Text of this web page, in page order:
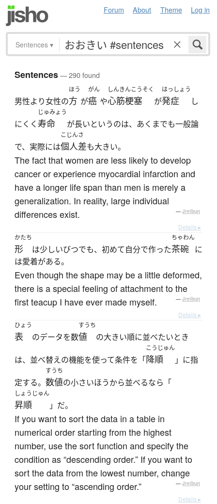
Forum About Theme Log in
Sentences ▾
Sentences— 290 found
男性より女性の
ほう
方 が
がん
癌 や
しんきんこうそく
心筋梗塞 が
はっしょう
発症 し
にくく
じゅみょう
寿命 が長いというのは、あくまでも一般論
で、実際には
こじんさ
個人差も大きい。
The fact that women are less likely to develop
cancer or experience myocardial infarction and
have a longer life span than men is merely a
generalization. In reality, large individual
differences exist.
— Jreibun
Details ▸
かたち
形 は少しいびつでも、初めて自分で作った
ちゃわん
茶碗
に
は愛着がある。
Even though the shape may be a little deformed,
there is a special feeling of attachment to the
first teacup I have ever made myself.
— Jreibun
Details ▸
ひょう
表 のデータを数
すうち
値 の大きい順に並べたいとき
は、並べ替えの機能を使って条件を「
こうじゅん
降順 」に指
定する。
すうち
数値の小さいほうから並べるなら「
しょうじゅん
昇順 」だ。
If you want to sort the data in a table in
numerical order starting from the highest
number, use the sort function and specify the
condition as “descending order.” If you want to
sort the data from the lowest number, change
your setting to “ascending order.”
— Jreibun
Details ▸